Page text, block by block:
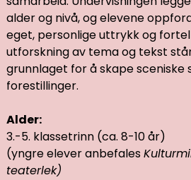
alder og nivå, og elevene
eget, personlige uttrykk og
utforskning av tema og tekst
grunnlaget for å skape sceniske
forestillinger.
Alder:
3.-5. klassetrinn (ca. 8-10 år)
(yngre elever anbefales
teaterlek)